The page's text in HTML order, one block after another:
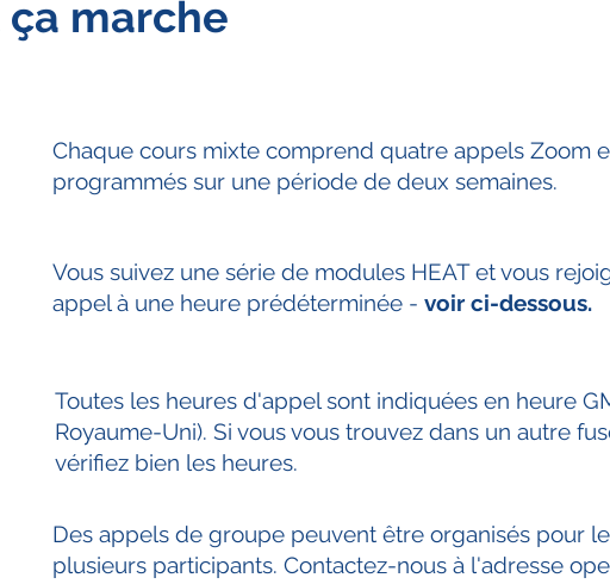
marche
Chaque cours mixte comprend quatre appels Zoom
programmés sur une période de deux semaines.
Vous suivez une série de modules HEAT et vous
appel à une heure prédéterminée - voir ci-dessous.
Toutes les heures d'appel sont indiquées en heure
Royaume-Uni). Si vous vous trouvez dans un autre
vérifiez bien les heures.
Des appels de groupe peuvent être organisés pour
plusieurs participants. Contactez-nous à l'adresse